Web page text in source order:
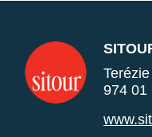
974 01